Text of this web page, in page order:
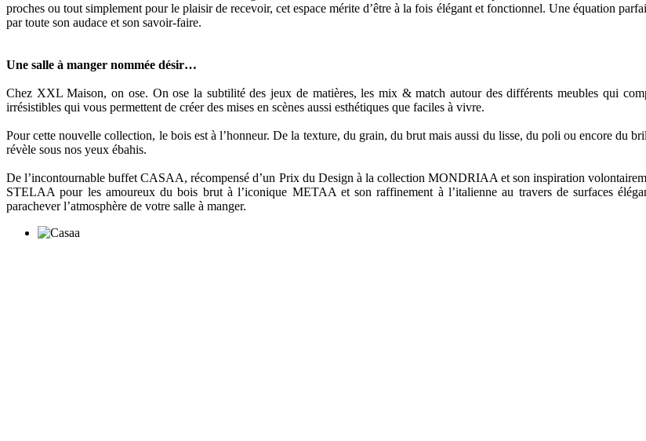
proches ou tout simplement pour le plaisir de recevoir, cet espace mérite d’être à la fois élégant et fonctionnel. Une équation
par toute son audace et son savoir-faire.
Une salle à manger nommée désir…
Chez XXL Maison, on ose. On ose la subtilité des jeux de matières, les mix & match autour des différents meubles qui
irrésistibles qui vous permettent de créer des mises en scènes aussi esthétiques que faciles à vivre.
Pour cette nouvelle collection, le bois est à l’honneur. De la texture, du grain, du brut mais aussi du lisse, du poli ou encore du
révèle sous nos yeux ébahis.
De l’incontournable buffet CASAA, récompensé d’un Prix du Design à la collection MONDRIAA et son inspiration
STELAA pour les amoureux du bois brut à l’iconique METAA et son raffinement à l’italienne au travers de surfaces
parachever l’atmosphère de votre salle à manger.